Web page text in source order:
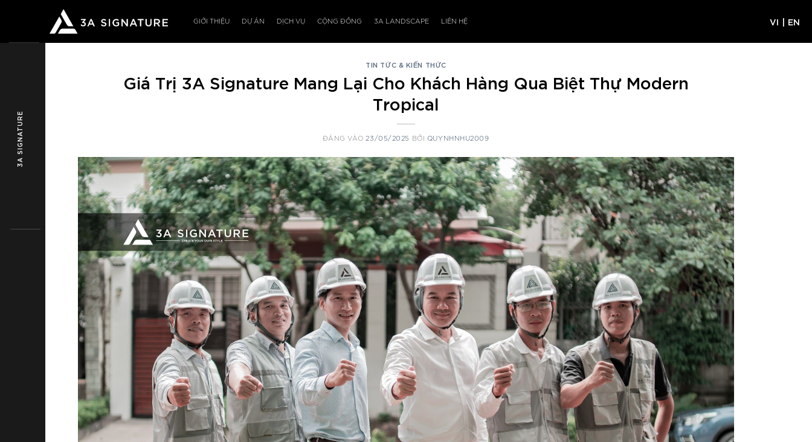
3A SIGNATURE
GIỚI THIỆU DỰ ÁN DỊCH VỤ CỘNG ĐỒNG 3A LANDSCAPE LIÊN HỆ VI | EN
TIN TỨC & KIẾN THỨC
Giá Trị 3A Signature Mang Lại Cho Khách Hàng Qua Biệt Thự Modern
Tropical
ĐĂNG VÀO 23/05/2025 BỞI QUYNHNHU2009